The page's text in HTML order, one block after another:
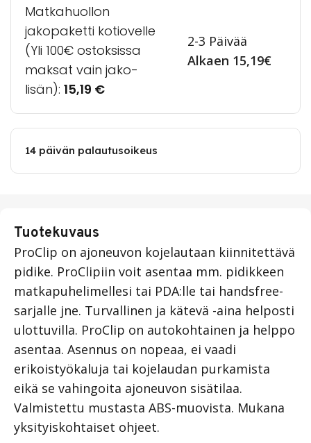
Matkahuollon
jakopaketti kotiovelle
(Yli 100€ ostoksissa
maksat vain jako-
lisän): 15,19 €
2-3 Päivää
Alkaen 15,19€
14 päivän palautusoikeus
Tuotekuvaus
ProClip on ajoneuvon kojelautaan kiinnitettävä
pidike. ProClipiin voit asentaa mm. pidikkeen
matkapuhelimellesi tai PDA:lle tai handsfree-
sarjalle jne. Turvallinen ja kätevä -aina helposti
ulottuvilla. ProClip on autokohtainen ja helppo
asentaa. Asennus on nopeaa, ei vaadi
erikoistyökaluja tai kojelaudan purkamista
eikä se vahingoita ajoneuvon sisätilaa.
Valmistettu mustasta ABS-muovista. Mukana
yksityiskohtaiset ohjeet.